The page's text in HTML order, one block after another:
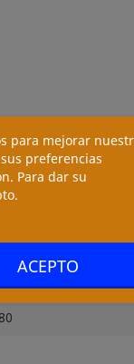
para mejorar
preferencias
Para dar su
ACEPTO